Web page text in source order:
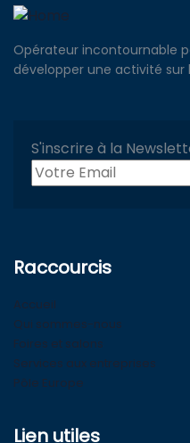
Opérateur incontournable
développer une activité
S'inscrire à la
Raccourcis
Accueil
Qui sommes-nous
Foires et salons
Services aux entreprises
Pôle Europe
Lien utiles